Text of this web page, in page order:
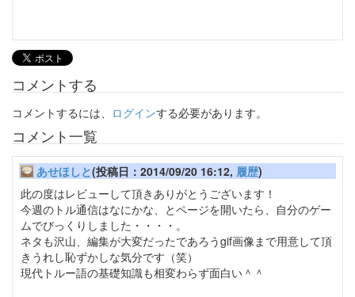
コメントする
コメントするには、 ログインする必要があります。
コメント一覧
あせほしと(投稿日：2014/09/20 16:12, 履歴)
此の度はレビューして頂きありがとうございます！
今週のトル通信はなにかな、とページを開いたら、自分のゲー
ムでびっくりしました・・・・。
ネタも沢山、編集が大変だったであろうgif画像まで用意して頂
きうれし恥ずかしな気分です（笑）
現代トルー語の基礎知識も相変わらず面白い＾＾